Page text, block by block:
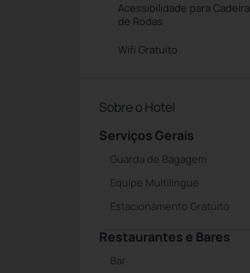
Acessibilidade para Cadeira
de Rodas
Wifi Gratuito
Sobre o Hotel
Serviços Gerais
Guarda de Bagagem
Equipe Multilíngue
Estacionamento Gratuito
Restaurantes e Bares
Bar